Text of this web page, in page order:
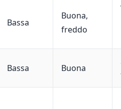
Bassa
Buona,
freddo
Bassa Buona